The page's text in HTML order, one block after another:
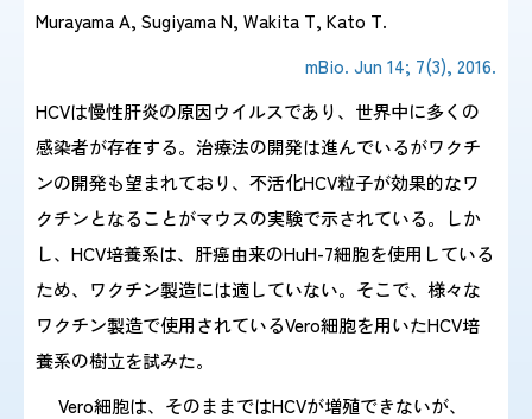
広報関係
サーベイランス情報
Murayama A, Sugiyama N, Wakita T, Kato T.
mBio. Jun 14; 7(3), 2016.
HCVは慢性肝炎の原因ウイルスであり、世界中に多くの
感染者が存在する。治療法の開発は進んでいるがワクチ
ンの開発も望まれており、不活化HCV粒子が効果的なワ
クチンとなることがマウスの実験で示されている。しか
し、HCV培養系は、肝癌由来のHuH-7細胞を使用している
ため、ワクチン製造には適していない。そこで、様々な
ワクチン製造で使用されているVero細胞を用いたHCV培
養系の樹立を試みた。
Vero細胞は、そのままではHCVが増殖できないが、